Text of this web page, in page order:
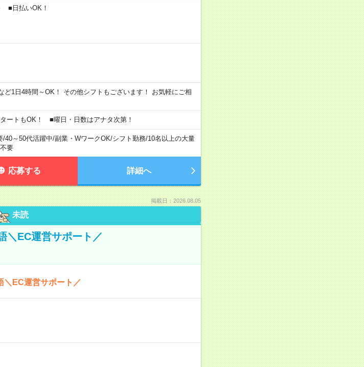
■日払いOK！
1日4時間～OK！ その他シフトもございます！ お気軽にご相
ートもOK！ ■曜日・日数はアナタ次第！
/40～50代活躍中/副業・WワークOK/シフト勤務/10名以上の大量
要
応募する 詳細へ
掲載日：2026.08.05
未読
＼EC運営サポート／
＼EC運営サポート／